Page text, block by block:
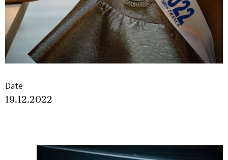
Date
19.12.2022